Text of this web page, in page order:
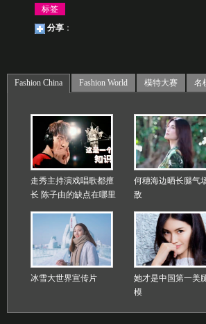
标签
分享 ：
Fashion China Fashion World 模特大赛 名
走秀主持演戏唱歌都擅
长 陈子由的缺点在哪里
何穗海边晒长腿气
敌
冰雪大世界宣传片
她才是中国第一美
模